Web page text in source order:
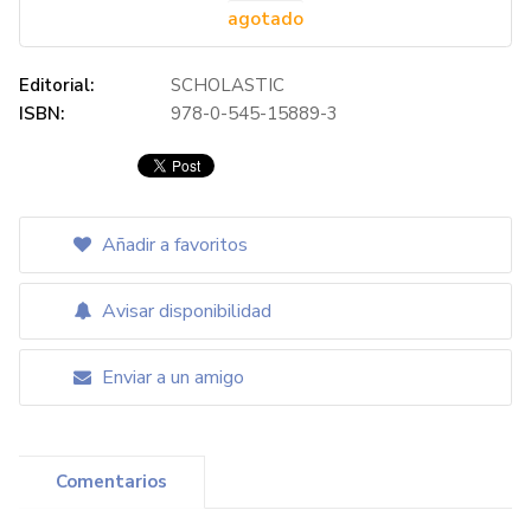
agotado
Editorial:
SCHOLASTIC
ISBN:
978-0-545-15889-3
Añadir a favoritos
Avisar disponibilidad
Enviar a un amigo
Comentarios